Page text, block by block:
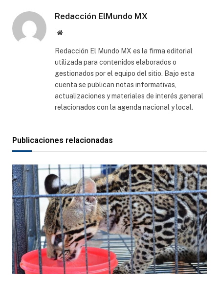
Redacción ElMundo MX
Sitio
Redacción El Mundo MX es la firma editorial
utilizada para contenidos elaborados o
gestionados por el equipo del sitio. Bajo esta
cuenta se publican notas informativas,
actualizaciones y materiales de interés general
relacionados con la agenda nacional y local.
Publicaciones relacionadas